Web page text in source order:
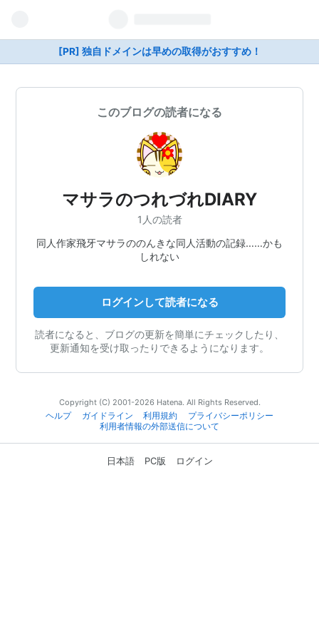
[PR] 独自ドメインは早めの取得がおすすめ！
このブログの読者になる
マサラのつれづれDIARY
1人の読者
同人作家飛牙マサラののんきな同人活動の記録……かも
しれない
ログインして読者になる
読者になると、ブログの更新を簡単にチェックしたり、
更新通知を受け取ったりできるようになります。
Copyright (C) 2001-2026 Hatena. All Rights Reserved.
ヘルプ
ガイドライン 利用規約
プライバシーポリシー
利用者情報の外部送信について
日本語 PC版 ログイン